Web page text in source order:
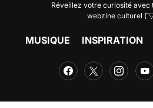
Réveillez votre curiosité avec
webzine culturel
MUSIQUE INSPIRATION